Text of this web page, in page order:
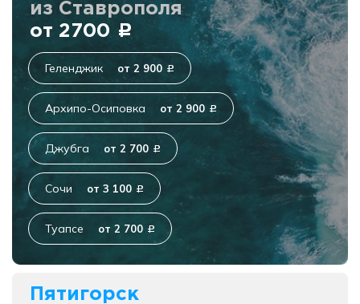
из Ставрополя
от 2700 c
Геленджик от 2 900 c
Архипо-Осиповка от 2 900 c
Джубга от 2 700 c
Сочи от 3 100 c
Туапсе от 2 700 c
Пятигорск